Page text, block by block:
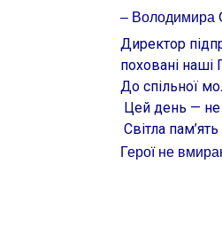
– Володимира
Директор
поховані наші
До спільної
Цей день — не
Світла
Герої не